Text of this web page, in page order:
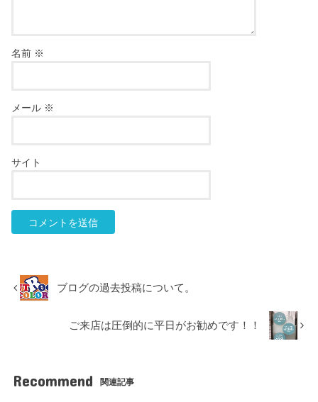
名前 ※
メール ※
サイト
ブログの過去投稿について。
ご来店は圧倒的に平日がお勧めです！！
Recommend 関連記事